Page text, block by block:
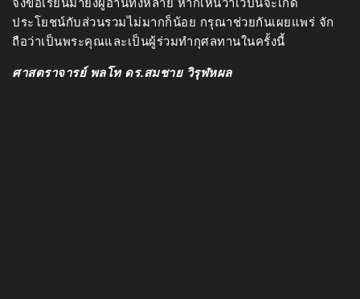
จึงขอเรียนมายังผู้อ่านทั้งหลาย หากเห็นว่าเวปนี้จะเกิด
ประโยชน์กับส่วนรวมไม่มากก็น้อย กรุณาช่วยกันเผยแพร่ จัก
ถือว่าเป็นพระคุณและเป็นผู้ร่วมทำกุศลทานในครั้งนี้